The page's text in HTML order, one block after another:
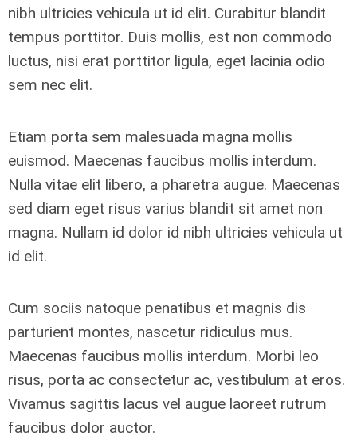
nibh ultricies vehicula ut id elit. Curabitur blandit
tempus porttitor. Duis mollis, est non commodo
luctus, nisi erat porttitor ligula, eget lacinia odio
sem nec elit.
Etiam porta sem malesuada magna mollis
euismod. Maecenas faucibus mollis interdum.
Nulla vitae elit libero, a pharetra augue. Maecenas
sed diam eget risus varius blandit sit amet non
magna. Nullam id dolor id nibh ultricies vehicula ut
id elit.
Cum sociis natoque penatibus et magnis dis
parturient montes, nascetur ridiculus mus.
Maecenas faucibus mollis interdum. Morbi leo
risus, porta ac consectetur ac, vestibulum at eros.
Vivamus sagittis lacus vel augue laoreet rutrum
faucibus dolor auctor.